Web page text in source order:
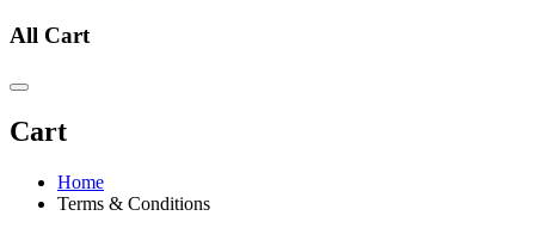
All Cart
Cart
Home
Terms & Conditions